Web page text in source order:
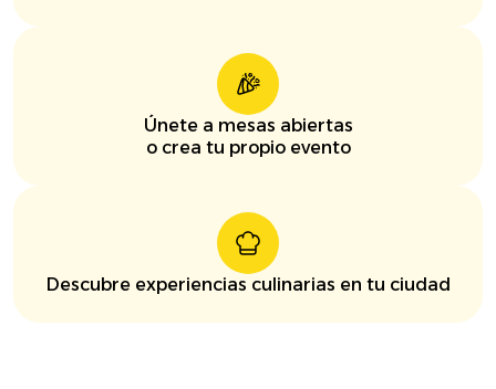
Únete a mesas abiertas
o crea tu propio evento
Descubre experiencias culinarias en tu ciudad